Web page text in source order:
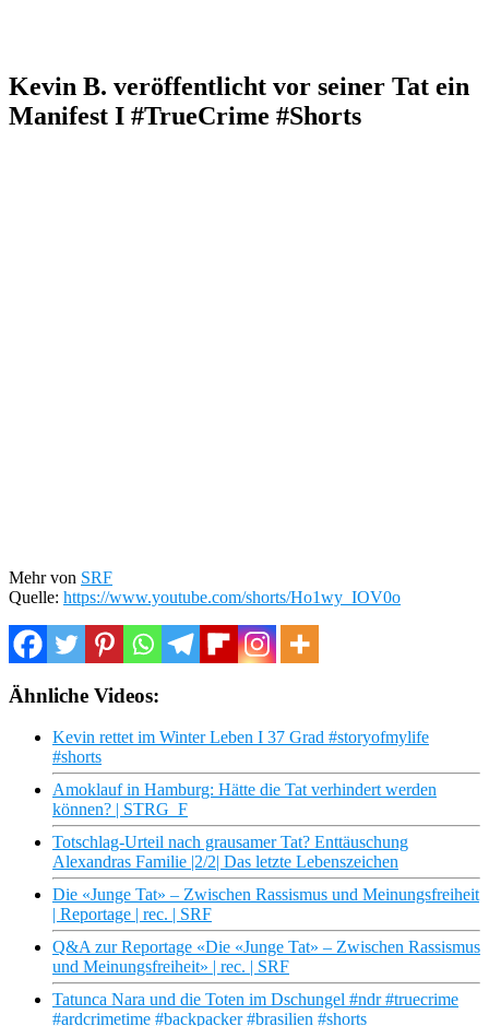
Kevin B. veröffentlicht vor seiner Tat ein
Manifest I #TrueCrime #Shorts
Mehr von SRF
Quelle: https://www.youtube.com/shorts/Ho1wy_IOV0o
Ähnliche Videos:
Kevin rettet im Winter Leben I 37 Grad #storyofmylife
#shorts
Amoklauf in Hamburg: Hätte die Tat verhindert werden
können? | STRG_F
Totschlag-Urteil nach grausamer Tat? Enttäuschung
Alexandras Familie |2/2| Das letzte Lebenszeichen
Die «Junge Tat» – Zwischen Rassismus und Meinungsfreiheit
| Reportage | rec. | SRF
Q&A zur Reportage «Die «Junge Tat» – Zwischen Rassismus
und Meinungsfreiheit» | rec. | SRF
Tatunca Nara und die Toten im Dschungel #ndr #truecrime
#ardcrimetime #backpacker #brasilien #shorts